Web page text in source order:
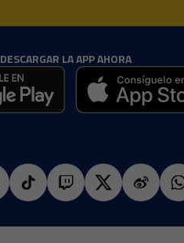
DESCARGAR LA APP AHORA